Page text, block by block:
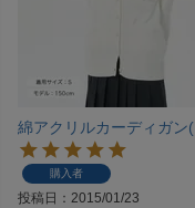
綿アクリルカーディガ
購入者
投稿日 2015/01/23